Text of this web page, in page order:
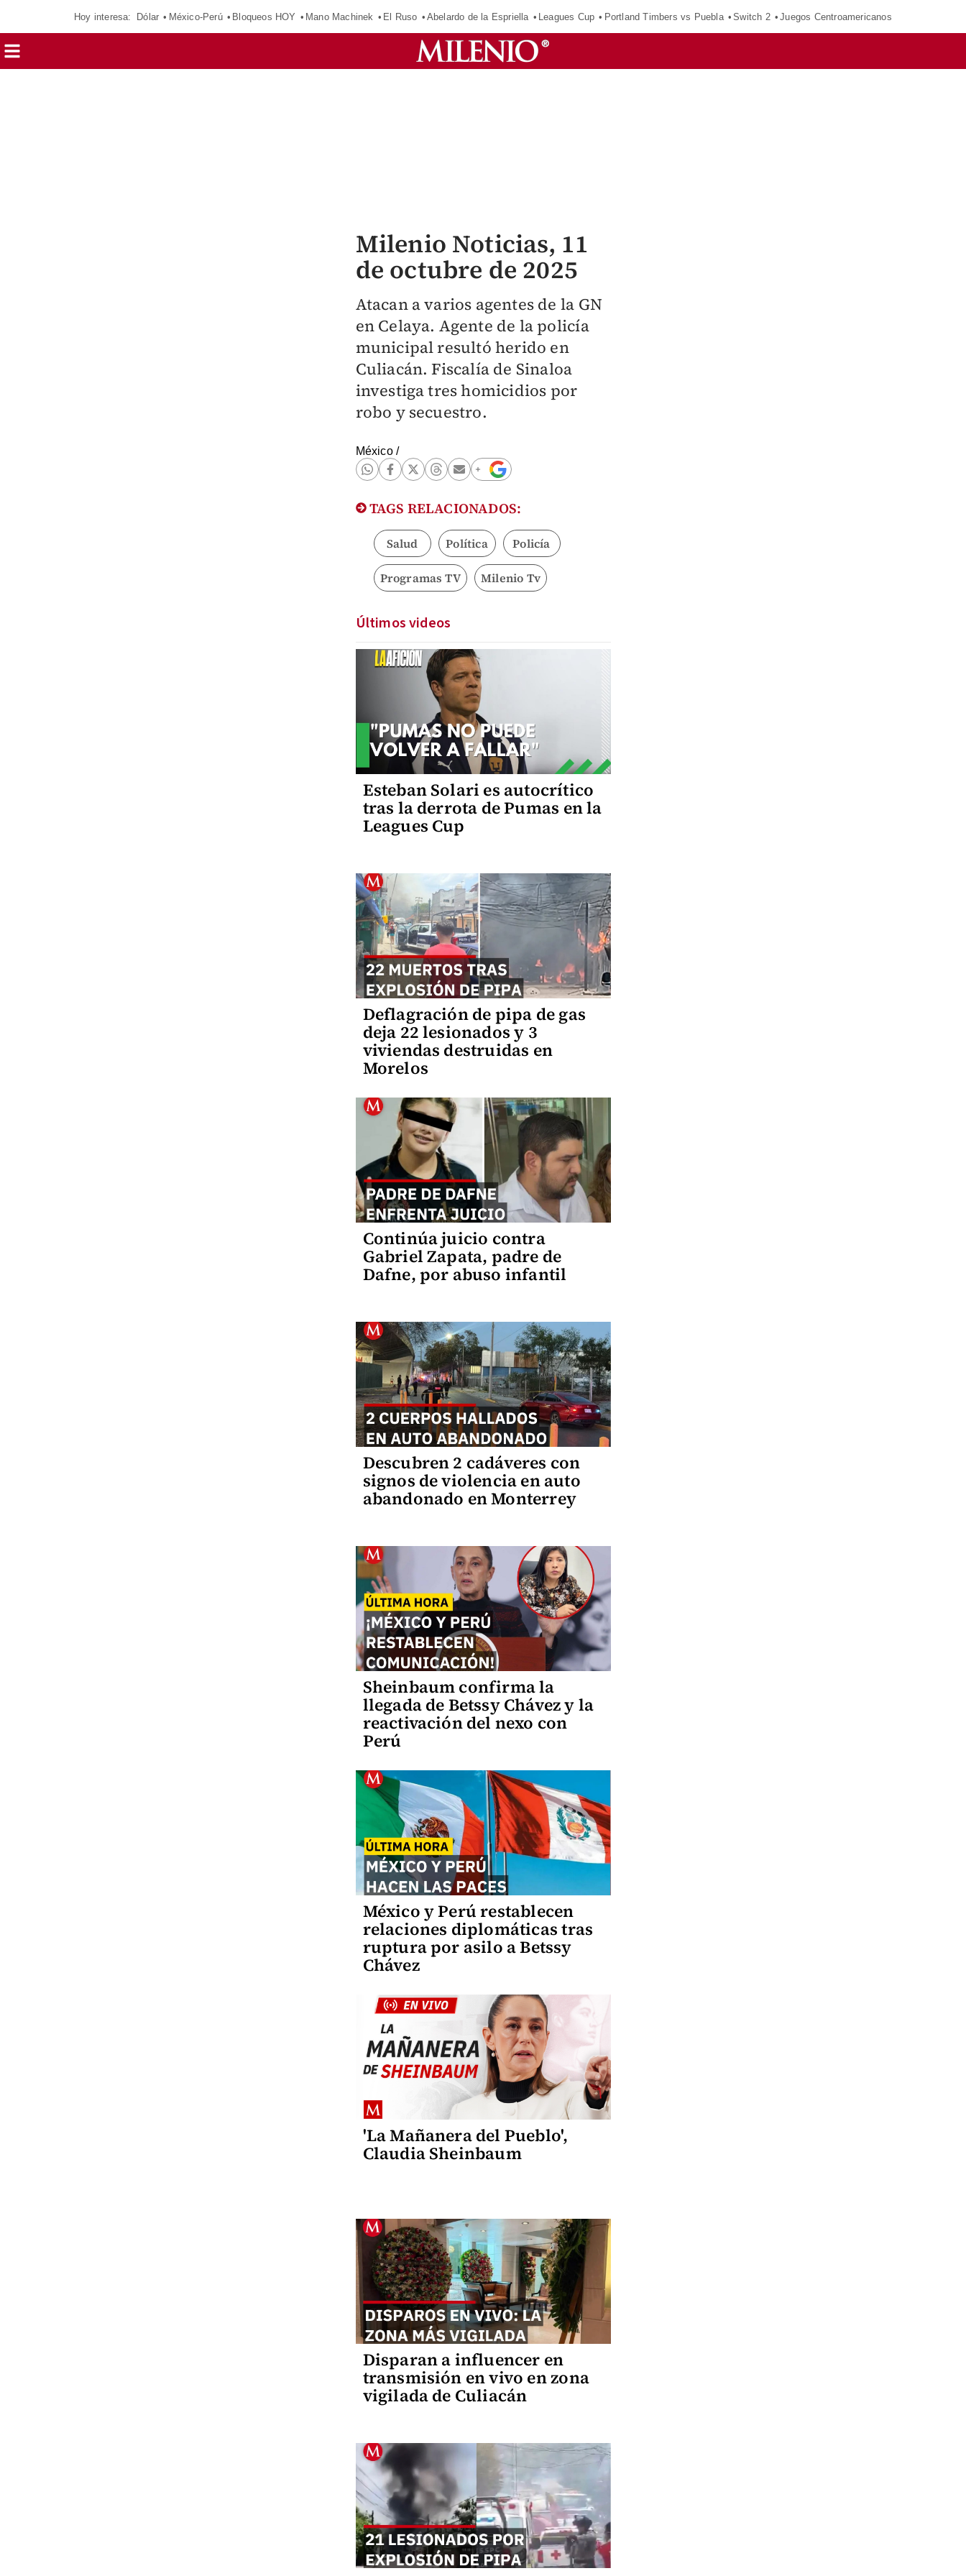
Hoy interesa: Dólar México-Perú Bloqueos HOY Mano Machinek El Ruso Abelardo de la Espriella Leagues Cup Portland Timbers vs Puebla Switch 2 Juegos Centroamericanos
Milenio Noticias, 11
de octubre de 2025
Atacan a varios agentes de la GN
en Celaya. Agente de la policía
municipal resultó herido en
Culiacán. Fiscalía de Sinaloa
investiga tres homicidios por
robo y secuestro.
México/
TAGS RELACIONADOS:
Salud Política Policía
Programas TV Milenio Tv
Últimos videos
Esteban Solari es autocrítico
tras la derrota de Pumas en la
Leagues Cup
Deflagración de pipa de gas
deja 22 lesionados y 3
viviendas destruidas en
Morelos
Continúa juicio contra
Gabriel Zapata, padre de
Dafne, por abuso infantil
Descubren 2 cadáveres con
signos de violencia en auto
abandonado en Monterrey
Sheinbaum confirma la
llegada de Betssy Chávez y la
reactivación del nexo con
Perú
México y Perú restablecen
relaciones diplomáticas tras
ruptura por asilo a Betssy
Chávez
'La Mañanera del Pueblo',
Claudia Sheinbaum
Disparan a influencer en
transmisión en vivo en zona
vigilada de Culiacán